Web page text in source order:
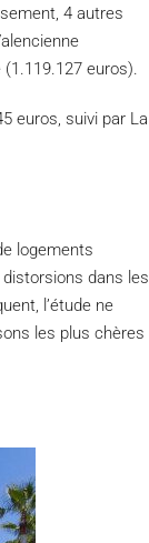
4 autres
euros).
euros, suivi par La
logements
dans les
l’étude ne
les plus chères